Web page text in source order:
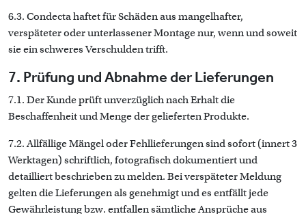
6.3. Condecta haftet für Schäden aus mangelhafter,
verspäteter oder unterlassener Montage nur, wenn und soweit
sie ein schweres Verschulden trifft.
7. Prüfung und Abnahme der Lieferungen
7.1. Der Kunde prüft unverzüglich nach Erhalt die
Beschaffenheit und Menge der gelieferten Produkte.
7.2. Allfällige Mängel oder Fehllieferungen sind sofort (innert 3
Werktagen) schriftlich, fotografisch dokumentiert und
detailliert beschrieben zu melden. Bei verspäteter Meldung
gelten die Lieferungen als genehmigt und es entfällt jede
Gewährleistung bzw. entfallen sämtliche Ansprüche aus